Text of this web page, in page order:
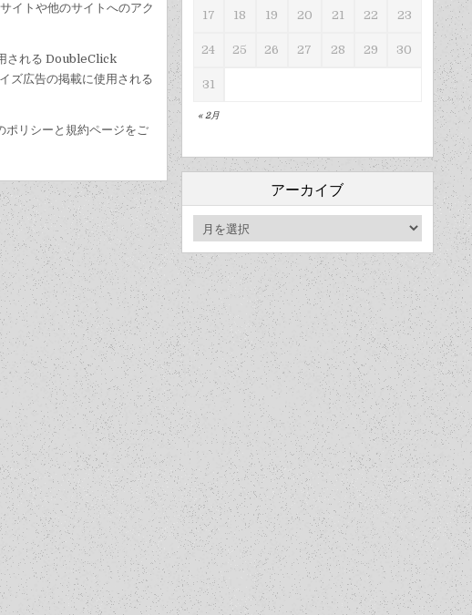
イトや他のサイトへのアク
される DoubleClick
ズ広告の掲載に使用される
リシーと規約ページをご
« 2月
17 18 19 20 21 22 23
24 25 26 27 28 29 30
31
アーカイブ
ー
カ
イ
ブ